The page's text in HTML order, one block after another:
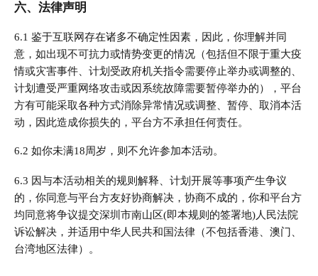
六、法律声明
6.1 鉴于互联网存在诸多不确定性因素，因此，你理解并同
意，如出现不可抗力或情势变更的情况（包括但不限于重大疫
情或灾害事件、计划受政府机关指令需要停止举办或调整的、
计划遭受严重网络攻击或因系统故障需要暂停举办的），平台
方有可能采取各种方式消除异常情况或调整、暂停、取消本活
动，因此造成你损失的，平台方不承担任何责任。
6.2 如你未满18周岁，则不允许参加本活动。
6.3 因与本活动相关的规则解释、计划开展等事项产生争议
的，你同意与平台方友好协商解决，协商不成的，你和平台方
均同意将争议提交深圳市南山区(即本规则的签署地)人民法院
诉讼解决，并适用中华人民共和国法律（不包括香港、澳门、
台湾地区法律）。